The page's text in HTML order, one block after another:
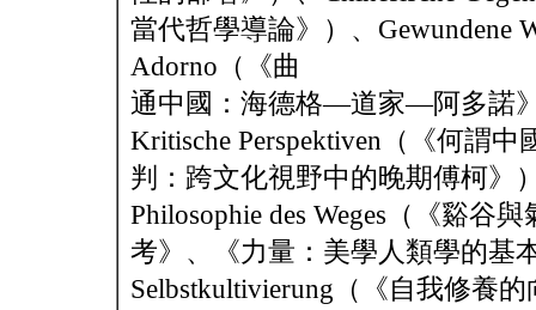
當代哲學導論》）、Gewundene
Adorno（《曲
通中國：海德格—道家—阿多諾》
Kritische Perspektiven（《何謂
判：跨文化視野中的晚期傅柯》
Philosophie des Weges（《谿谷
考》、《力量：美學人類學的基
Selbstkultivierung（《自我修養